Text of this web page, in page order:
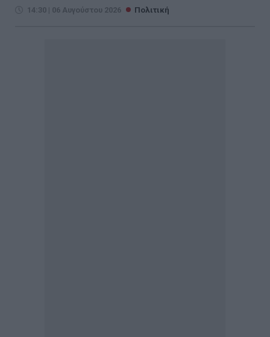
14:30 | 06 Αυγούστου 2026 Πολιτική